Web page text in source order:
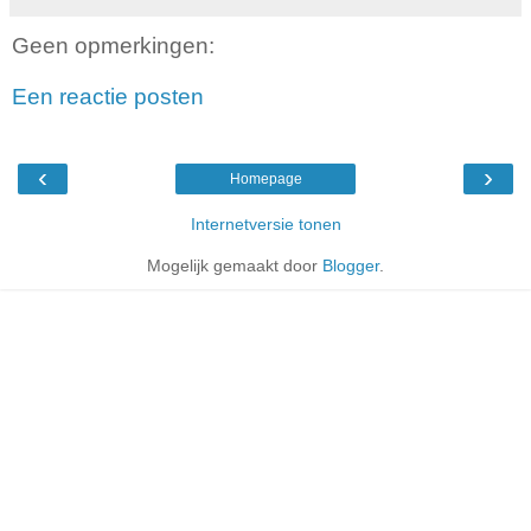
Geen opmerkingen:
Een reactie posten
‹ ›
Homepage
Internetversie tonen
Mogelijk gemaakt door Blogger.